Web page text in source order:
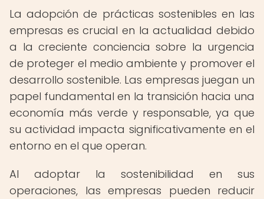
La adopción de prácticas sostenibles en las
empresas es crucial en la actualidad debido
a la creciente conciencia sobre la urgencia
de proteger el medio ambiente y promover el
desarrollo sostenible. Las empresas juegan un
papel fundamental en la transición hacia una
economía más verde y responsable, ya que
su actividad impacta significativamente en el
entorno en el que operan.
Al adoptar la sostenibilidad en sus
operaciones, las empresas pueden reducir